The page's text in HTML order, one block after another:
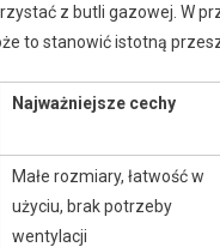
z butli gazowej. W
to stanowić istotną
Najważniejsze cechy
Małe rozmiary, łatwość w
użyciu, brak potrzeby
wentylacji